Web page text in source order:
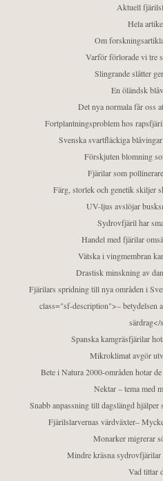
Aktuell
Hela
Om
Varför förlorade vi tre
Slingrande slåtter
En öländsk
Det nya normala får oss
Fortplantningsproblem hos
Svenska svartfläckiga
Förskjuten blomning
Fjärilar som
Färg, storlek och genetik skiljer
UV-ljus avslöjar
Sydrovfjäril har
Handel med fjärilar
Vätska i vingmembran
Drastisk minskning av
Fjärilars spridning till nya områden i
class="sf-description">– betydelsen
särdrag</
Spanska kamgräsfjärilar
Mikroklimat avgör
Bete i Natura 2000-områden hotar
Nektar – tema med
Snabb anpassning till dagslängd
Fjärilslarvernas värdväxter–
Monarker migrerar
Mindre kräsna
Vad tittar